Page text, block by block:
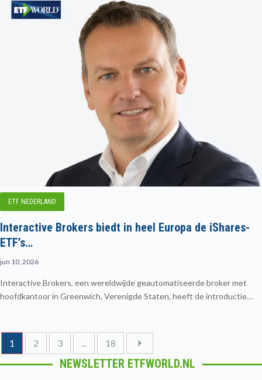
ETF NEDERLAND
Interactive Brokers biedt in heel Europa de iShares-
ETF’s…
jun 10, 2026
Interactive Brokers, een wereldwijde geautomatiseerde broker met
hoofdkantoor in Greenwich, Verenigde Staten, heeft de introductie…
1 2 3 ... 18
NEWSLETTER ETFWORLD.NL